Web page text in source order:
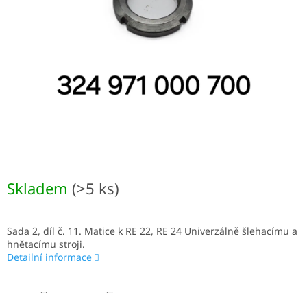
Skladem (>5 ks)
Sada 2, díl č. 11. Matice k RE 22, RE 24 Univerzálně šlehacímu a
hnětacímu stroji.
Detailní informace